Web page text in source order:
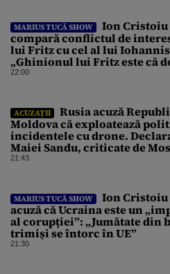
MARIUS TUCĂ SHOW
Ion Cristoiu
compară conflictul de
lui Fritz cu cel al lui
„Ghinionul lui Fritz este că
instanțe l-au declarat
22:00
ACUZAȚII
Rusia acuză
Moldova că exploatează
incidentele cu drone.
Maiei Sandu, criticate de
21:43
MARIUS TUCĂ SHOW
Ion Cristoiu
acuză că Ucraina este un
al corupției”: „Jumătate din
trimiși se întorc în UE”
21:30